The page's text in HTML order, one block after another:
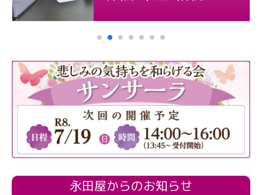
永田屋からのお知らせ